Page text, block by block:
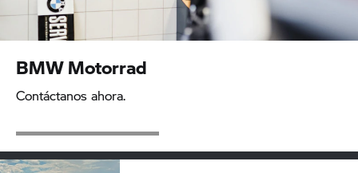
BMW Motorrad
Contáctanos ahora.